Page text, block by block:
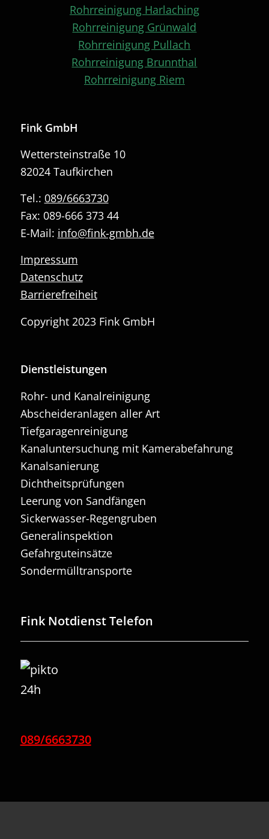
Rohrreinigung Harlaching
Rohrreinigung Grünwald
Rohrreinigung Pullach
Rohrreinigung Brunnthal
Rohrreinigung Riem
Fink GmbH
Wettersteinstraße 10
82024 Taufkirchen
Tel.: 089/6663730
Fax: 089-666 373 44
E-Mail: info@fink-gmbh.de
Impressum
Datenschutz
Barrierefreiheit
Copyright 2023 Fink GmbH
Dienstleistungen
Rohr- und Kanalreinigung
Abscheideranlagen aller Art
Tiefgaragenreinigung
Kanaluntersuchung mit Kamerabefahrung
Kanalsanierung
Dichtheitsprüfungen
Leerung von Sandfängen
Sickerwasser-Regengruben
Generalinspektion
Gefahrguteinsätze
Sondermülltransporte
Fink Notdienst Telefon
089/6663730